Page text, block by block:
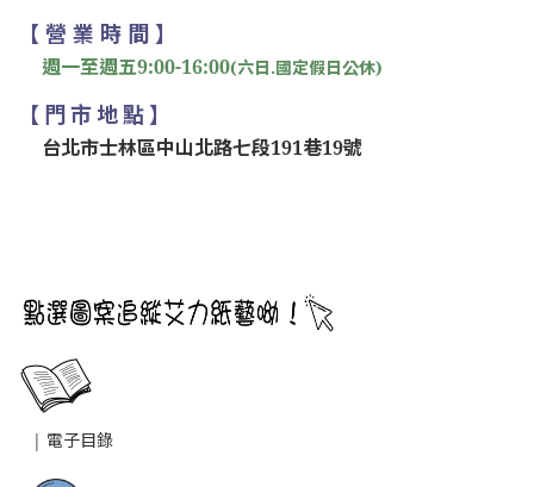
【 營 業 時 間 】
週一至週五9:00-16:00(六日.國定假日公休)
【 門 市 地 點 】
台北市士林區中山北路七段191巷19號
| 電子目錄